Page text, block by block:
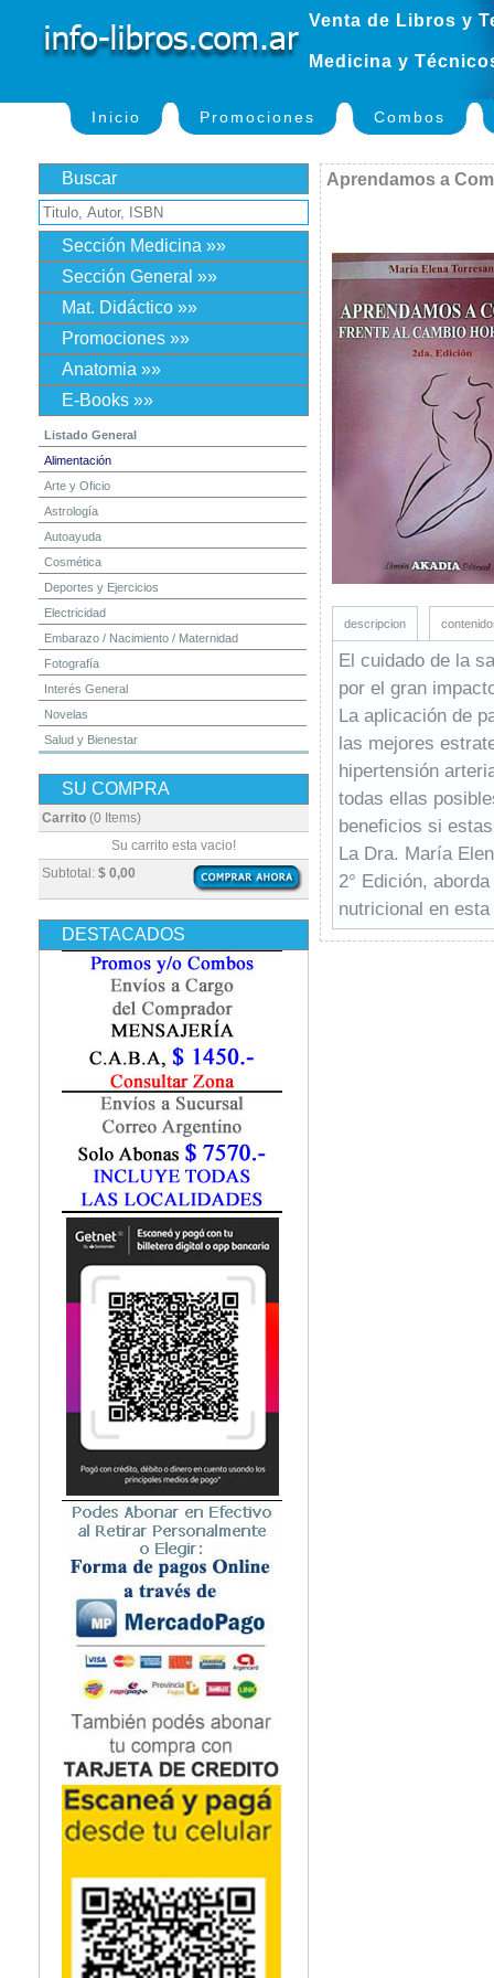
Venta de Libros y
Medicina y
Inicio Promociones Combos
Buscar
Sección Medicina »»
Sección General »»
Mat. Didáctico »»
Promociones »»
Anatomia »»
E-Books »»
Listado General
Alimentación
Arte y Oficio
Astrología
Autoayuda
Cosmética
Deportes y Ejercicios
Electricidad
Embarazo / Nacimiento / Maternidad
Fotografía
Interés General
Novelas
Salud y Bienestar
SU COMPRA
Carrito (0 Items)
Subtotal: $ 0,00
Su carrito esta vacio!
DESTACADOS
Aprendamos a
descripcion
El cuidado de la
por el gran
La aplicación de
las mejores
hipertensión
todas ellas
beneficios si
La Dra. María
2° Edición,
nutricional en